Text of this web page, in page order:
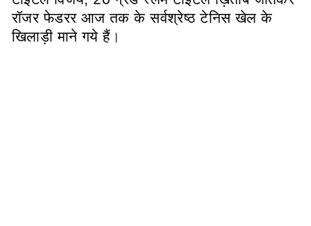
रॉजर फेडरर आज तक के सर्वश्रेष्ठ टेनिस खेल के
खिलाड़ी माने गये हैं।